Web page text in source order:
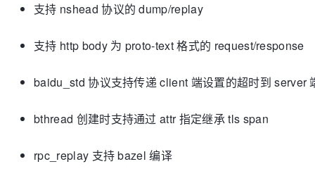
支持 nshead 协议的 dump/replay
支持 http body 为 proto-text 格式的 request/response
baidu_std 协议支持传递 client 端设置的超时到 server
bthread 创建时支持通过 attr 指定继承 tls span
rpc_replay 支持 bazel 编译